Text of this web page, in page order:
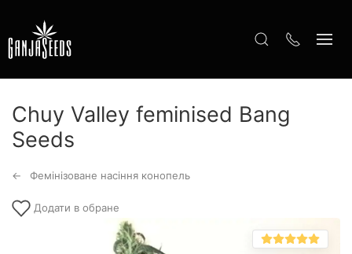
Chuy Valley feminised Bang
Seeds
Фемінізоване насіння конопель
Додати в обране